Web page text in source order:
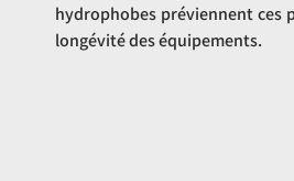
hydrophobes préviennent ces
longévité des équipements.